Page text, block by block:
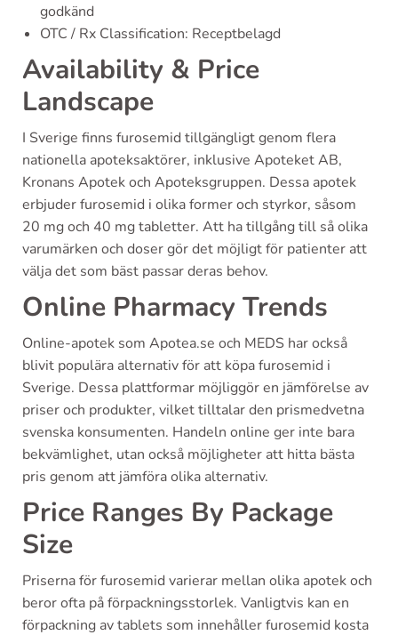
godkänd
OTC / Rx Classification: Receptbelagd
Availability & Price
Landscape
I Sverige finns furosemid tillgängligt genom flera
nationella apoteksaktörer, inklusive Apoteket AB,
Kronans Apotek och Apoteksgruppen. Dessa apotek
erbjuder furosemid i olika former och styrkor, såsom
20 mg och 40 mg tabletter. Att ha tillgång till så olika
varumärken och doser gör det möjligt för patienter att
välja det som bäst passar deras behov.
Online Pharmacy Trends
Online-apotek som Apotea.se och MEDS har också
blivit populära alternativ för att köpa furosemid i
Sverige. Dessa plattformar möjliggör en jämförelse av
priser och produkter, vilket tilltalar den prismedvetna
svenska konsumenten. Handeln online ger inte bara
bekvämlighet, utan också möjligheter att hitta bästa
pris genom att jämföra olika alternativ.
Price Ranges By Package
Size
Priserna för furosemid varierar mellan olika apotek och
beror ofta på förpackningsstorlek. Vanligtvis kan en
förpackning av tablets som innehåller furosemid kosta